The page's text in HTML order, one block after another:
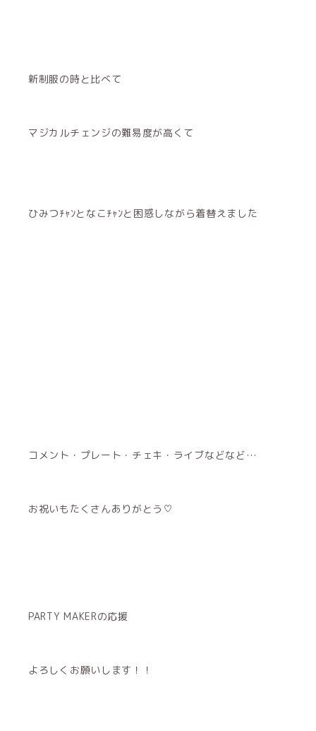
新制服の時と比べて
マジカルチェンジの難易度が高くて
ひみつﾁｬﾝとなこﾁｬﾝと困惑しながら着替えました
コメント・プレート・チェキ・ライブなどなど…
お祝いもたくさんありがとう♡
PARTY MAKERの応援
よろしくお願いします！！